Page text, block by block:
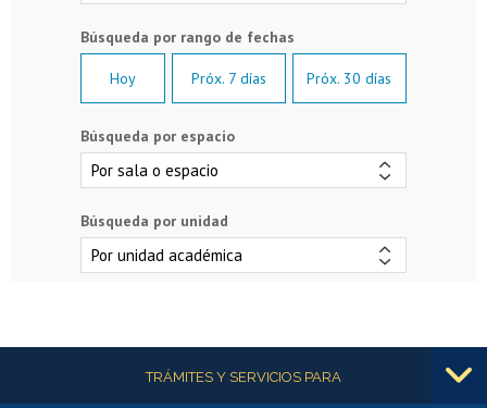
Hoy Próx. 7 días Próx. 30 días
Búsqueda por espacio
Búsqueda por unidad
Más informaciónTRÁMITES Y SERVICIOS PARA